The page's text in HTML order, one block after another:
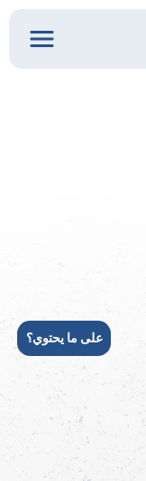
على ما يحتوي؟